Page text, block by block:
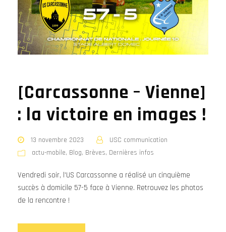
[Carcassonne – Vienne]
: la victoire en images !
13 novembre 2023
USC communication
actu-mobile, Blog, Brèves, Dernières infos
Vendredi soir, l'US Carcassonne a réalisé un cinquième
succès à domicile 57-5 face à Vienne. Retrouvez les photos
de la rencontre !